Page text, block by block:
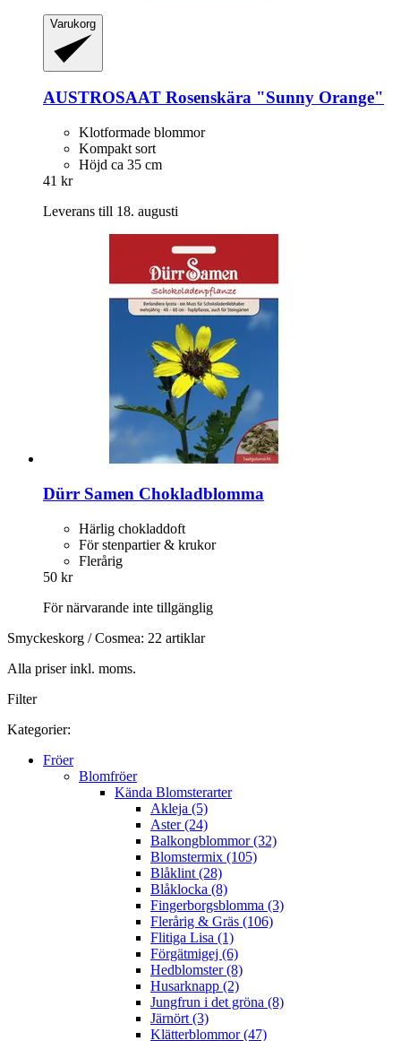
Varukorg
AUSTROSAAT Rosenskära "Sunny Orange"
Klotformade blommor
Kompakt sort
Höjd ca 35 cm
41 kr
Leverans till 18. augusti
Dürr Samen Chokladblomma
Härlig chokladdoft
För stenpartier & krukor
Flerårig
50 kr
För närvarande inte tillgänglig
Smyckeskorg / Cosmea: 22 artiklar
Alla priser inkl. moms.
Filter
Kategorier:
Fröer
Blomfröer
Kända Blomsterarter
Akleja (5)
Aster (24)
Balkongblommor (32)
Blomstermix (105)
Blåklint (28)
Blåklocka (8)
Fingerborgsblomma (3)
Flerårig & Gräs (106)
Flitiga Lisa (1)
Förgätmigej (6)
Hedblomster (8)
Husarknapp (2)
Jungfrun i det gröna (8)
Järnört (3)
Klätterblommor (47)